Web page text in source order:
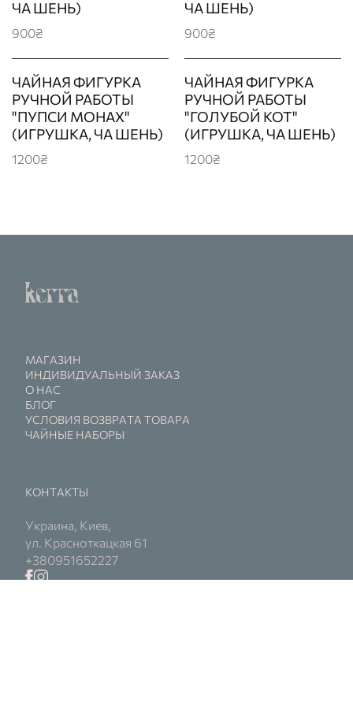
ЧА ШЕНЬ)
900₴
ЧА ШЕНЬ)
900₴
ЧАЙНАЯ ФИГУРКА
РУЧНОЙ РАБОТЫ
"ПУПСИ МОНАХ"
(ИГРУШКА, ЧА ШЕНЬ)
1200₴
ЧАЙНАЯ ФИГУРКА
РУЧНОЙ РАБОТЫ
"ГОЛУБОЙ КОТ"
(ИГРУШКА, ЧА ШЕНЬ)
1200₴
МАГАЗИН
ИНДИВИДУАЛЬНЫЙ ЗАКАЗ
О НАС
БЛОГ
УСЛОВИЯ ВОЗВРАТА ТОВАРА
ЧАЙНЫЕ НАБОРЫ
КОНТАКТЫ
Украина, Киев,
ул. Красноткацкая 61
+380951652227